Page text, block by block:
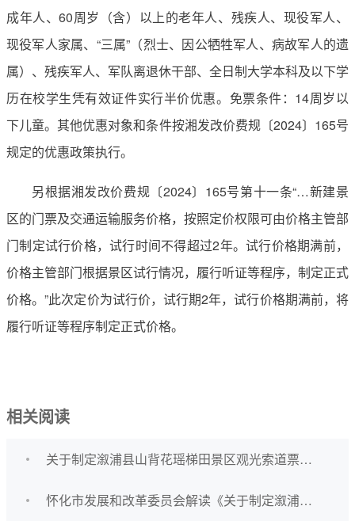
成年人、60周岁（含）以上的老年人、残疾人、现役军人、
现役军人家属、“三属”（烈士、因公牺牲军人、病故军人的遗
属）、残疾军人、军队离退休干部、全日制大学本科及以下学
历在校学生凭有效证件实行半价优惠。免票条件：14周岁以
下儿童。其他优惠对象和条件按湘发改价费规〔2024〕165号
规定的优惠政策执行。
另根据湘发改价费规〔2024〕165号第十一条“…新建景
区的门票及交通运输服务价格，按照定价权限可由价格主管部
门制定试行价格，试行时间不得超过2年。试行价格期满前，
价格主管部门根据景区试行情况，履行听证等程序，制定正式
价格。”此次定价为试行价，试行期2年，试行价格期满前，将
履行听证等程序制定正式价格。
相关阅读
关于制定溆浦县山背花瑶梯田景区观光索道票价的通知（试行）
怀化市发展和改革委员会解读《关于制定溆浦县山背花瑶梯田景区观光索道票价的通知（试行）》